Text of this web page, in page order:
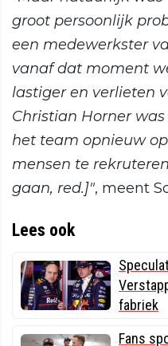
groot persoonlijk
een medewerkster
vanaf dat moment
lastiger en verlieten
Christian Horner
het team opnieuw
mensen te
gaan, red.]", meent
Lees ook
fabriek
Fans